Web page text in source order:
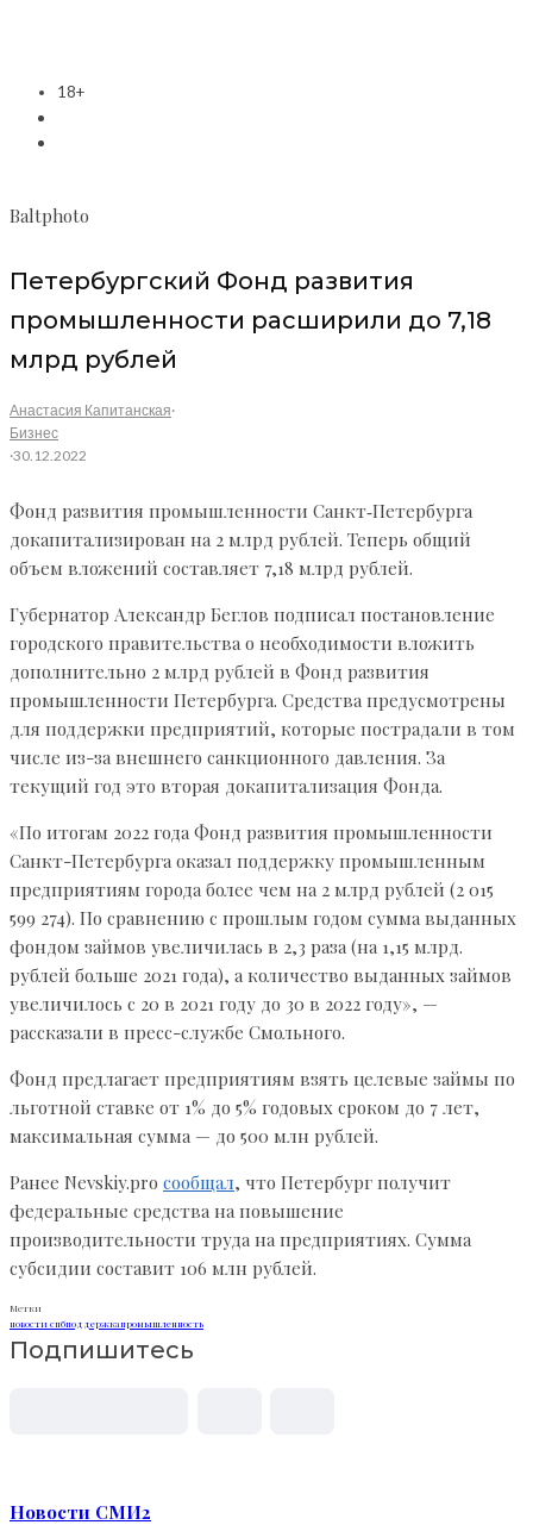
18+
Baltphoto
Петербургский Фонд развития
промышленности расширили до 7,18
млрд рублей
Анастасия Капитанская·
Бизнес
·30.12.2022
Фонд развития промышленности Санкт‑Петербурга
докапитализирован на 2 млрд рублей. Теперь общий
объем вложений составляет 7,18 млрд рублей.
Губернатор Александр Беглов подписал постановление
городского правительства о необходимости вложить
дополнительно 2 млрд рублей в Фонд развития
промышленности Петербурга. Средства предусмотрены
для поддержки предприятий, которые пострадали в том
числе из-за внешнего санкционного давления. За
текущий год это вторая докапитализация Фонда.
«По итогам 2022 года Фонд развития промышленности
Санкт-Петербурга оказал поддержку промышленным
предприятиям города более чем на 2 млрд рублей (2 015
599 274). По сравнению с прошлым годом сумма выданных
фондом займов увеличилась в 2,3 раза (на 1,15 млрд.
рублей больше 2021 года), а количество выданных займов
увеличилось с 20 в 2021 году до 30 в 2022 году», —
рассказали в пресс-службе Смольного.
Фонд предлагает предприятиям взять целевые займы по
льготной ставке от 1% до 5% годовых сроком до 7 лет,
максимальная сумма — до 500 млн рублей.
Ранее Nevskiy.pro сообщал, что Петербург получит
федеральные средства на повышение
производительности труда на предприятиях. Сумма
субсидии составит 106 млн рублей.
Метки
новости спбподдержкапромышленность
Подпишитесь
Новости СМИ2